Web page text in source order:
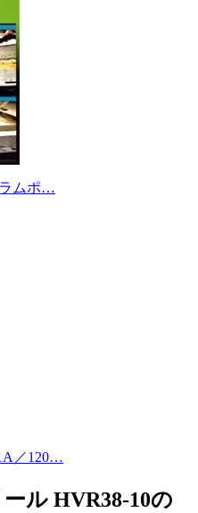
ムポ…
／120…
ル HVR38-10の